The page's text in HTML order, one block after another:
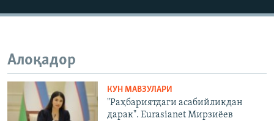
Алоқадор
КУН МАВЗУЛАРИ
"Раҳбариятдаги асабийликдан
дарак". Eurasianet Мирзиёев